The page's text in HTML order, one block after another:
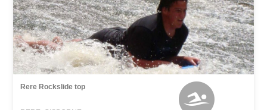
Rere Rockslide top